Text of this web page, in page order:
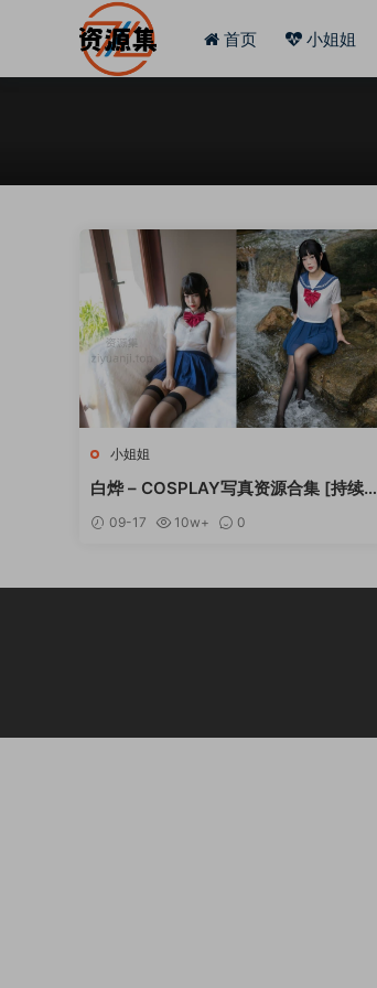
首页 小姐姐
小姐姐
白烨 – COSPLAY写真资源合集 [持续更
09-17 10w+ 0